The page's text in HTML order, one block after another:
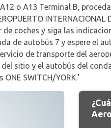
o A13 Terminal B,
coches y siga las
de autobús 7 y espere el
de transporte del
sitio y el autobús del
SWITCH/YORK.'